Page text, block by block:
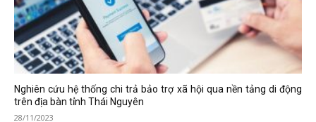
Nghiên cứu hệ thống chi trả bảo trợ xã hội qua nền tảng di động
trên địa bàn tỉnh Thái Nguyên
28/11/2023